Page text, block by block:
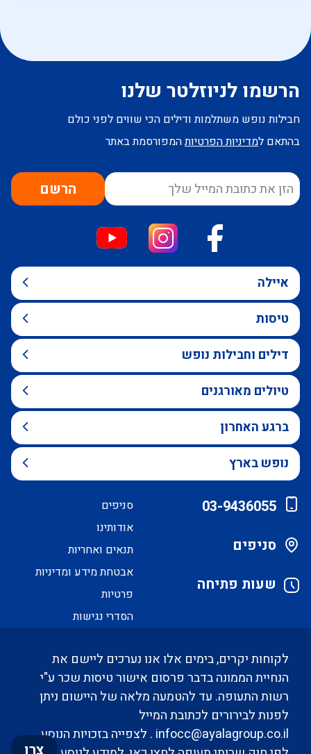
הרשמו לניוזלטר שלנו
חבילות נופש משתלמות ודילים הכי שווים לפני כולם
בהתאם למדיניות הפרטיותהמפורסמת באתר
הרשם
איילה
טיסות
דילים וחבילות נופש
טיולים מאורגנים
ברגע האחרון
נופש בארץ
03-9436055
סניפים
שעות פתיחה
סניפים
אודותינו
תנאים ואחריות
אבטחת מידע ומדיניות
פרטיות
הסדרי נגישות
לקוחות יקרים, בימים אלו אנו נערכים ליישם את
הנחיית הממונה בדבר פרסום אישור טיסות שכר ע"י
רשות התעופה. עד להטמעה מלאה של היישום ניתן
לפנות לבירורים לכתובת המייל
infocc@ayalagroup.co.il . לצפייה בזכויות הנוסע